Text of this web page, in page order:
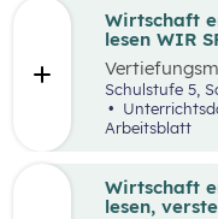
Wirtschaft
lesen WIR
Energie”.
Arbeitsblatt
Wirtschaft
lesen,